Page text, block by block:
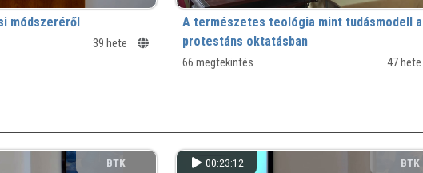
módszeréről
39 hete
A természetes teológia mint tudásmodell a
protestáns oktatásban
66 megtekintés 47 hete
BTK 00:23:12 BTK